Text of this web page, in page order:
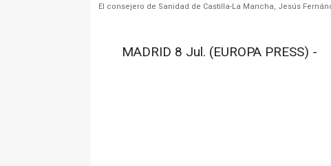
El consejero de Sanidad de Castilla-La Mancha, Jesús
MADRID 8 Jul. (EUROPA PRESS) -